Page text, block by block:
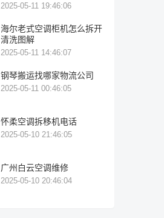
2025-05-11 19:46:06
海尔老式空调柜机怎么拆开
清洗图解
2025-05-11 14:46:07
钢琴搬运找哪家物流公司
2025-05-11 00:46:05
怀柔空调拆移机电话
2025-05-10 21:46:05
广州白云空调维修
2025-05-10 20:46:04